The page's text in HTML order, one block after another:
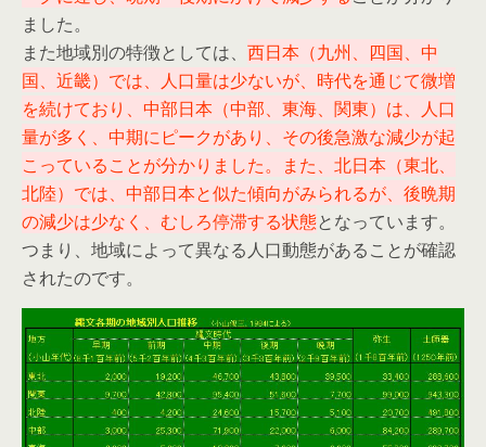
ました。
また地域別の特徴としては、 西日本（九州、四国、中
国、近畿）では、人口量は少ないが、時代を通じて微増
を続けており、中部日本（中部、東海、関東）は、人口
量が多く、中期にピークがあり、その後急激な減少が起
こっていることが分かりました。また、北日本（東北、
北陸）では、中部日本と似た傾向がみられるが、後晩期
の減少は少なく、むしろ停滞する状態となっています。
つまり、地域によって異なる人口動態があることが確認
されたのです。